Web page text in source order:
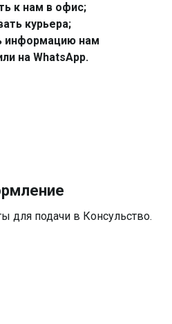
к нам в офис;
курьера;
информацию нам
на WhatsApp.
для подачи в Консульство.